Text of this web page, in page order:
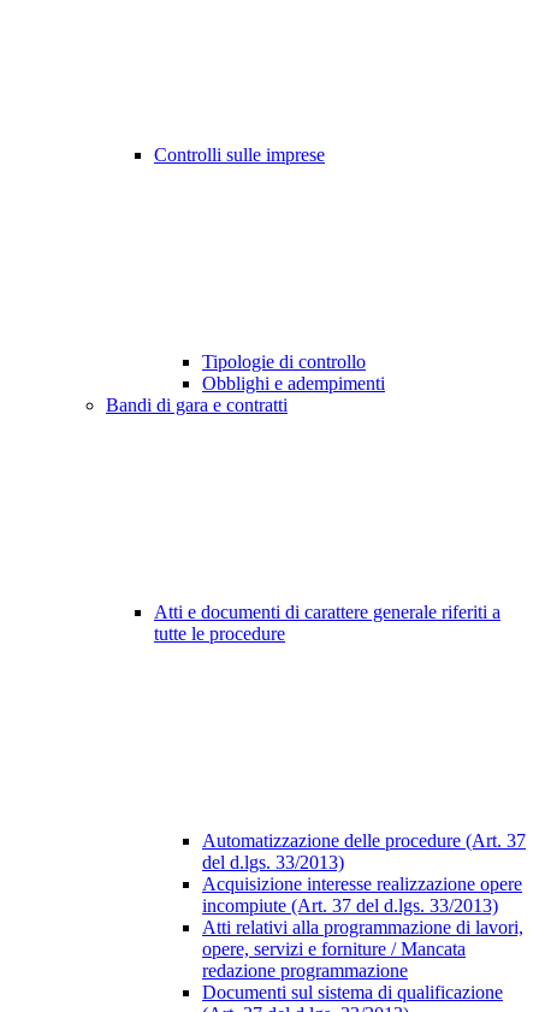
Controlli sulle imprese
Tipologie di controllo
Obblighi e adempimenti
Bandi di gara e contratti
Atti e documenti di carattere generale riferiti a
tutte le procedure
Automatizzazione delle procedure (Art. 37
del d.lgs. 33/2013)
Acquisizione interesse realizzazione opere
incompiute (Art. 37 del d.lgs. 33/2013)
Atti relativi alla programmazione di lavori,
opere, servizi e forniture / Mancata
redazione programmazione
Documenti sul sistema di qualificazione